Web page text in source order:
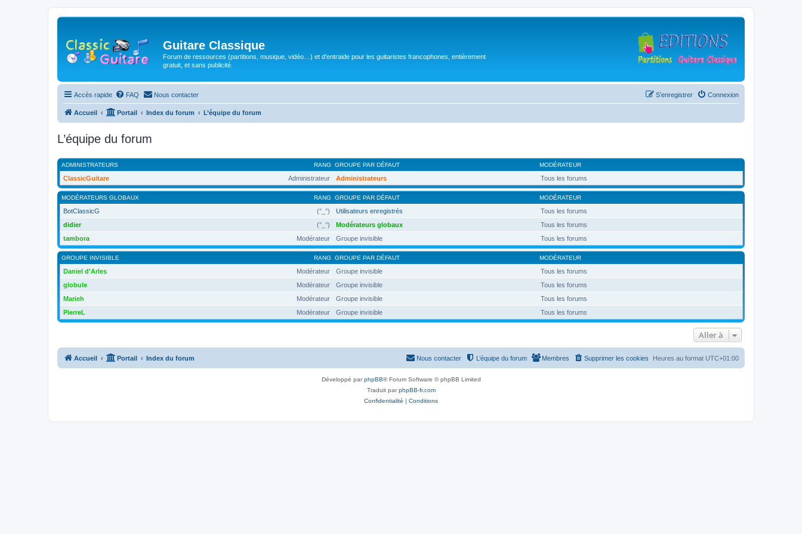
Guitare Classique
Forum de ressources (partitions, musique, vidéo…) et d'entraide pour les guitaristes francophones, entièrement
gratuit, et sans publicité.
Accès rapide FAQ Nous contacter Connexion
S’enregistrer
Accueil Portail Index du forum L’équipe du forum
L’équipe du forum
RANG
ADMINISTRATEURS GROUPE PAR DÉFAUT MODÉRATEUR
Administrateur
ClassicGuitare Administrateurs Tous les forums
RANG
MODÉRATEURS GLOBAUX GROUPE PAR DÉFAUT MODÉRATEUR
(°_°)
BotClassicG Utilisateurs enregistrés
Tous les forums
(°_°)
didier Modérateurs globaux
Tous les forums
Modérateur
tambora Groupe invisible Tous les forums
RANG
GROUPE INVISIBLE GROUPE PAR DÉFAUT MODÉRATEUR
Modérateur
Daniel d'Arles Groupe invisible
Tous les forums
Modérateur
globule Groupe invisible
Tous les forums
Modérateur
Marieh Groupe invisible
Tous les forums
Modérateur
PierreL Groupe invisible Tous les forums
Aller à
Accueil Portail Index du forum Heures au format UTC+01:00
Supprimer les cookies
Membres
L’équipe du forum
Nous contacter
Développé parphpBB® Forum Software © phpBB Limited
Traduit parphpBB-fr.com
Confidentialité | Conditions